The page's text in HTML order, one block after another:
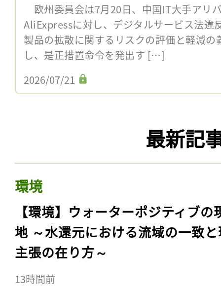
欧州委員会は7月20日、中国IT大手アリ
AliExpressに対し、デジタルサービス法違
製品の拡散に関するリスクの評価と軽減
し、是正措置命令を発出す […]
2026/07/21
最新記
環境
【環境】ウォーターポジティブの
地 ～水還元における流域の一致
主張の在り方～
13時間前